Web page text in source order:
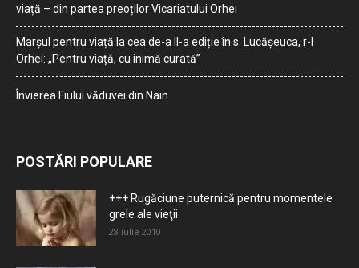
viață – din partea preoților Vicariatului Orhei
Marșul pentru viață la cea de-a II-a ediție în s. Lucășeuca, r-l
Orhei: „Pentru viață, cu inimă curată”
Învierea Fiului văduvei din Nain
POSTĂRI POPULARE
+++ Rugăciune puternică pentru momentele
grele ale vieţii
28 iulie 2010